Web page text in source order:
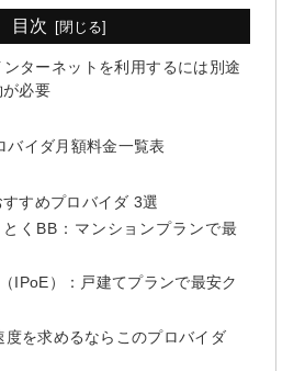
目次
ターネットを利用するには別途
が必要
バイダ月額料金一覧表
すめプロバイダ 3選
くBB：マンションプランで最
IPoE）：戸建てプランで最安ク
を求めるならこのプロバイダ